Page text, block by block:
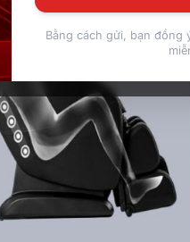
Bằng cách gửi, bạn đồng